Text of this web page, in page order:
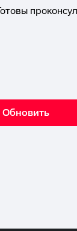
Обновить